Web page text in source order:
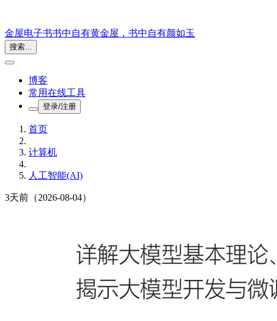
金屋电子书书中自有黄金屋，书中自有颜如玉
搜索...
博客
常用在线工具
登录/注册
首页
计算机
人工智能(AI)
3天前 （2026-08-04）